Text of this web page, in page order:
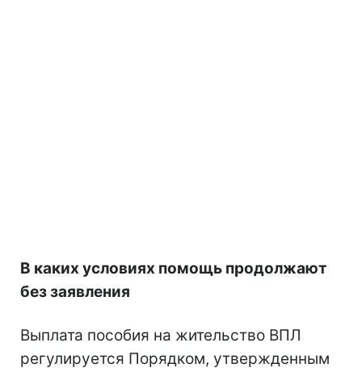
В каких условиях помощь продолжают
без заявления
Выплата пособия на жительство ВПЛ
регулируется Порядком, утвержденным